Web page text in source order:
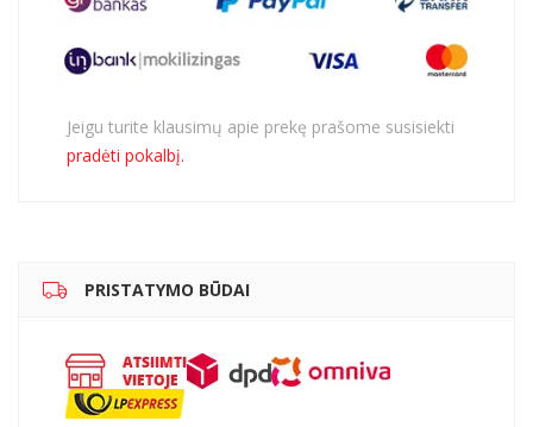
Jeigu turite klausimų apie prekę prašome susisiekti
pradėti pokalbį.
PRISTATYMO BŪDAI